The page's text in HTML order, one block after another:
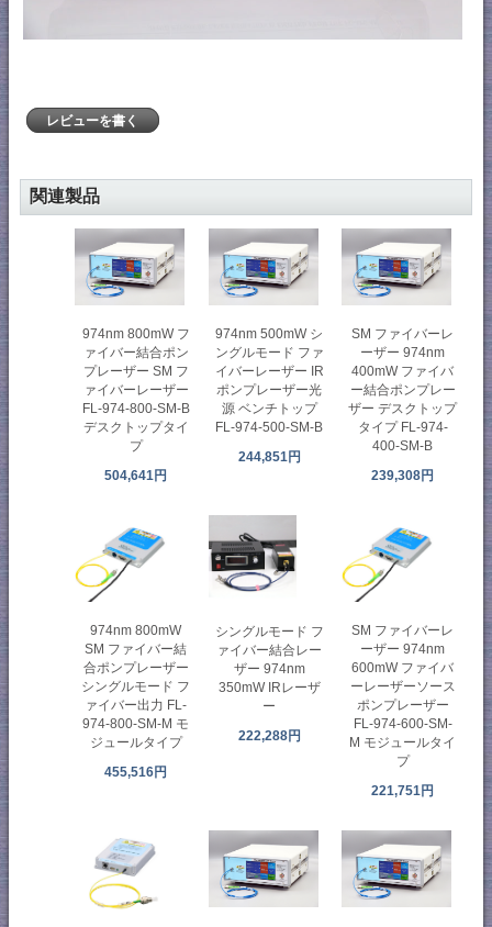
レビューを書く
関連製品
974nm 800mW フ
ァイバー結合ポン
プレーザー SM フ
ァイバーレーザー
FL-974-800-SM-B
デスクトップタイ
プ
504,641円
974nm 500mW シ
ングルモード ファ
イバーレーザー IR
ポンプレーザー光
源 ベンチトップ
FL-974-500-SM-B
244,851円
SM ファイバーレ
ーザー 974nm
400mW ファイバ
ー結合ポンプレー
ザー デスクトップ
タイプ FL-974-
400-SM-B
239,308円
974nm 800mW
SM ファイバー結
合ポンプレーザー
シングルモード フ
ァイバー出力 FL-
974-800-SM-M モ
ジュールタイプ
455,516円
シングルモード フ
ァイバー結合レー
ザー 974nm
350mW IRレーザ
ー
222,288円
SM ファイバーレ
ーザー 974nm
600mW ファイバ
ーレーザーソース
ポンプレーザー
FL-974-600-SM-
M モジュールタイ
プ
221,751円